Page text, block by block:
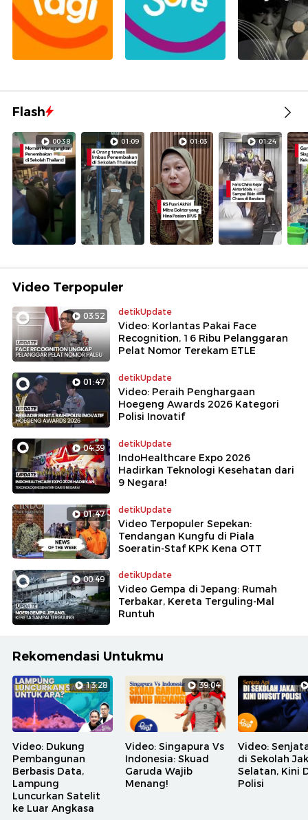
Flash
00:38 01:09 01:03 01:24
Video Terpopuler
03:52 detikUpdate
Video: Korlantas Pakai Face
Recognition, 16 Ribu Pelanggaran
Pelat Nomor Terekam ETLE
01:47 detikUpdate
Video: Peraih Penghargaan
Hoegeng Awards 2026 Kategori
Polisi Inovatif
04:39 detikUpdate
IndoHealthcare Expo 2026
Hadirkan Teknologi Kesehatan dari
9 Negara!
01:47 detikUpdate
Video Terpopuler Sepekan:
Tendangan Kungfu di Piala
Soeratin-Staf KPK Kena OTT
00:49 detikUpdate
Video Gempa di Jepang: Rumah
Terbakar, Kereta Terguling-Mal
Runtuh
Rekomendasi Untukmu
13:28
Video: Dukung
Pembangunan
Berbasis Data,
Lampung
Luncurkan Satelit
ke Luar Angkasa
39:04
Video: Singapura Vs
Indonesia: Skuad
Garuda Wajib
Menang!
Video:
di Sekolah
Selatan, Kini
Polisi